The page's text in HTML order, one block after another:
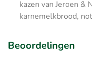
kazen van Jeroen &
karnemelkbrood,
Beoordelingen